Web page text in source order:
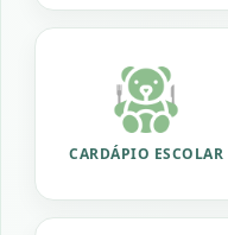
CARDÁPIO ESCOLAR